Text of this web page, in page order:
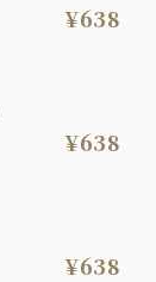
¥638
¥638
¥638